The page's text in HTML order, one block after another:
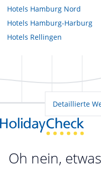
Hotels Hamburg Nord
Hotels Hamburg-Harburg
Hotels Rellingen
Detaillierte
Oh nein,